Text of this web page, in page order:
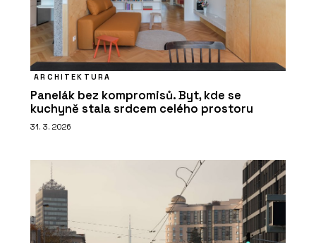
ARCHITEKTURA
Panelák bez kompromisů. Byt, kde se
kuchyně stala srdcem celého prostoru
31. 3. 2026